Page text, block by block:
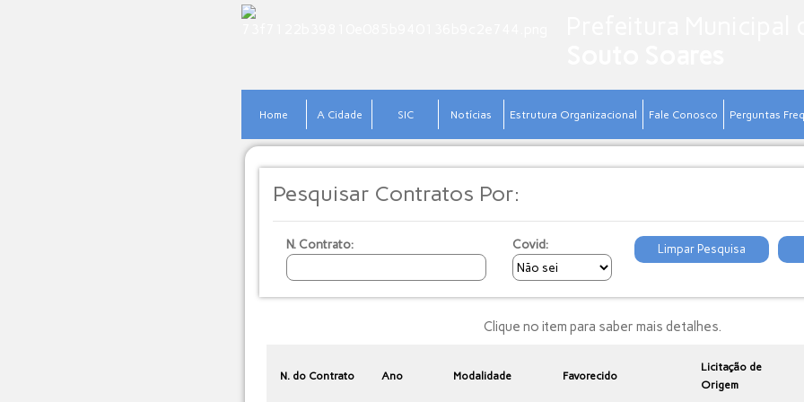
Home A Cidade SIC Notícias Estrutura Organizacional Fale Conosco Perguntas
Pesquisar Contratos Por:
N. Contrato: Covid: Limpar Pesquisa
Clique no item para saber mais detalhes.
N. do Contrato Ano Modalidade Favorecido
Licitação de
Origem